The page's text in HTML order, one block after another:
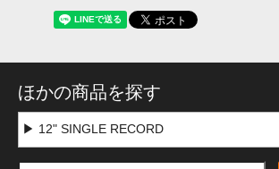
ほかの商品を探す